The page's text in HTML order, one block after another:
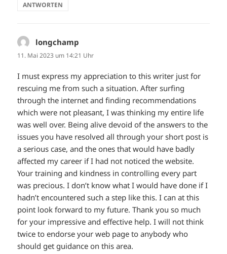
ANTWORTEN
longchamp
11. Mai 2023 um 14:21 Uhr
I must express my appreciation to this writer just for
rescuing me from such a situation. After surfing
through the internet and finding recommendations
which were not pleasant, I was thinking my entire life
was well over. Being alive devoid of the answers to the
issues you have resolved all through your short post is
a serious case, and the ones that would have badly
affected my career if I had not noticed the website.
Your training and kindness in controlling every part
was precious. I don’t know what I would have done if I
hadn’t encountered such a step like this. I can at this
point look forward to my future. Thank you so much
for your impressive and effective help. I will not think
twice to endorse your web page to anybody who
should get guidance on this area.